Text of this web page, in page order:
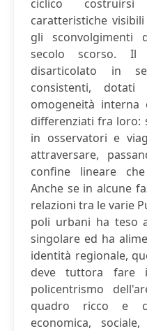
ciclico
caratteristiche
gli sconvolgimenti
secolo scorso. Il
disarticolato in
consistenti,
omogeneità
differenziati fra loro:
in osservatori e
attraversare,
confine lineare
Anche se in alcune
relazioni tra le varie
poli urbani ha teso
singolare ed ha
identità regionale,
deve tuttora fare
policentrismo
quadro ricco e
economica,